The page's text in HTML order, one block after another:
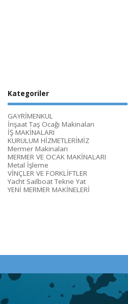
Kategoriler
GAYRİMENKUL
İnşaat Taş Ocağı Makinaları
İŞ MAKİNALARI
KURULUM HİZMETLERİMİZ
Mermer Makinaları
MERMER VE OCAK MAKİNALARI
Metal İşleme
VİNÇLER VE FORKLİFTLER
Yacht Sailboat Tekne Yat
YENİ MERMER MAKİNELERİ